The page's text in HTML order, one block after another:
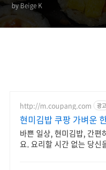
by Beige K
http://m.coupang.com 광고
현미김밥 쿠팡 가벼운
바쁜 일상, 현미김밥, 간편
요. 요리할 시간 없는 당신